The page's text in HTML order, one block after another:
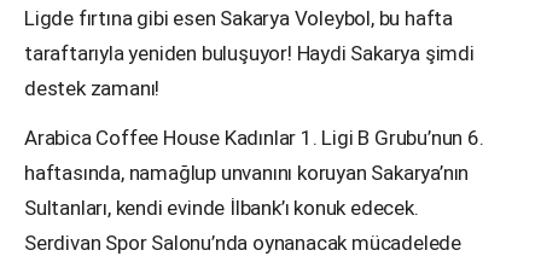
Ligde fırtına gibi esen Sakarya Voleybol, bu hafta
taraftarıyla yeniden buluşuyor! Haydi Sakarya şimdi
destek zamanı!
Arabica Coffee House Kadınlar 1. Ligi B Grubu’nun 6.
haftasında, namağlup unvanını koruyan Sakarya’nın
Sultanları, kendi evinde İlbank’ı konuk edecek.
Serdivan Spor Salonu’nda oynanacak mücadelede